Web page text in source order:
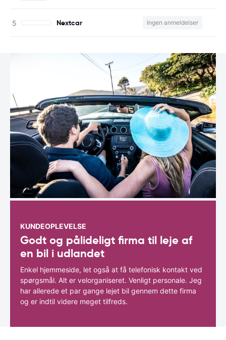
Nextcar Ingen anmeldelser
KUNDEOPLEVELSE
Godt og pålideligt firma til leje af
en bil i udlandet
Enkel hjemmeside, let også at få telefonisk kontakt ved
spørgsmål. Alt er velorganiseret. Venligt personale. Jeg
har allerede et par gange lejet bil gennem dette firma
og er indtil videre meget tilfreds.